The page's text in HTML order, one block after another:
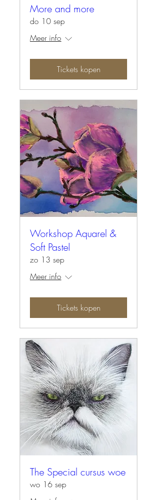
More and more
do 10 sep
Meer info
Tickets kopen
Workshop Aquarel &
Soft Pastel
zo 13 sep
Meer info
Tickets kopen
The Special cursus woe
wo 16 sep